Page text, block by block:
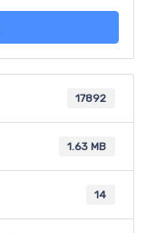
17892
1.63 MB
14